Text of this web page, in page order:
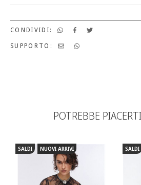
CONDIVIDI:
SUPPORTO:
POTREBBE
SALDI NUOVI ARRIVI SALDI